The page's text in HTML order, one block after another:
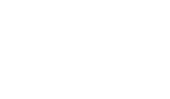
dniowy jadłospis dostępny w